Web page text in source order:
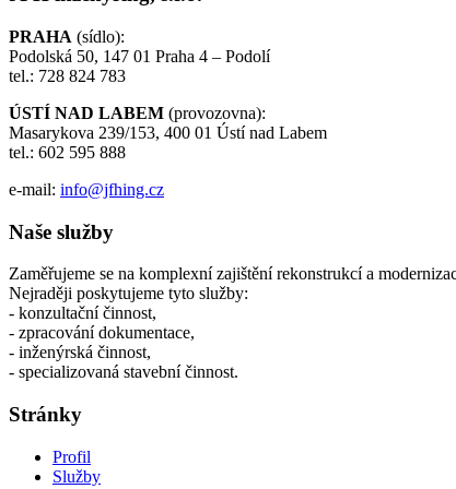
PRAHA (sídlo):
Podolská 50, 147 01 Praha 4 – Podolí
tel.: 728 824 783
ÚSTÍ NAD LABEM (provozovna):
Masarykova 239/153, 400 01 Ústí nad Labem
tel.: 602 595 888
e-mail: info@jfhing.cz
Naše služby
Zaměřujeme se na komplexní zajištění rekonstrukcí a
Nejraději poskytujeme tyto služby:
- konzultační činnost,
- zpracování dokumentace,
- inženýrská činnost,
- specializovaná stavební činnost.
Stránky
Profil
Služby